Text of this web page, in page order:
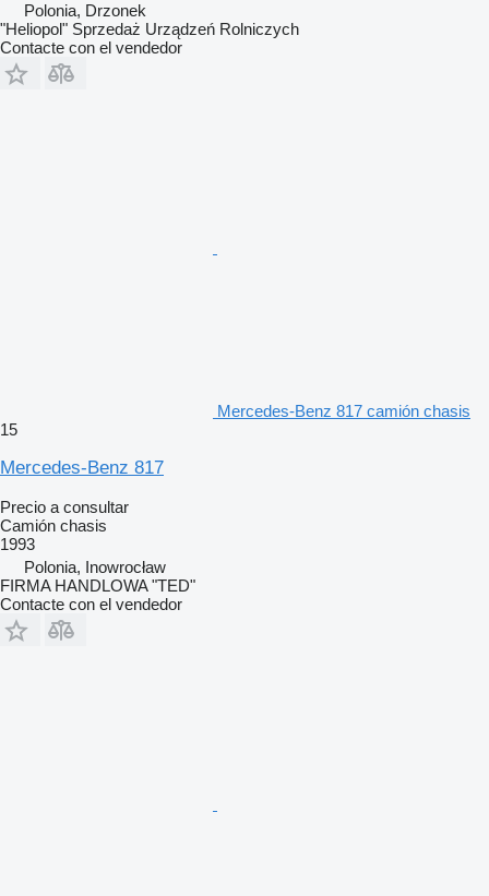
Polonia, Drzonek
"Heliopol" Sprzedaż Urządzeń Rolniczych
Contacte con el vendedor
Mercedes-Benz 817 camión chasis
15
Mercedes-Benz 817
Precio a consultar
Camión chasis
1993
Polonia, Inowrocław
FIRMA HANDLOWA "TED"
Contacte con el vendedor